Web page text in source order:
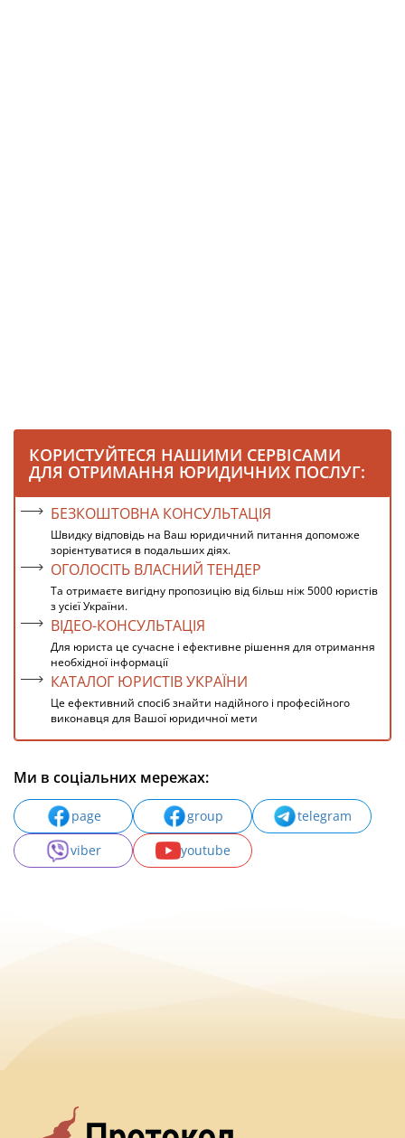
КОРИСТУЙТЕСЯ НАШИМИ СЕРВІСАМИ
ДЛЯ ОТРИМАННЯ ЮРИДИЧНИХ ПОСЛУГ:
БЕЗКОШТОВНА КОНСУЛЬТАЦІЯ
Швидку відповідь на Ваш юридичний питання допоможе
зорієнтуватися в подальших діях.
ОГОЛОСІТЬ ВЛАСНИЙ ТЕНДЕР
Та отримаєте вигідну пропозицію від більш ніж 5000 юристів
з усієї України.
ВІДЕО-КОНСУЛЬТАЦІЯ
Для юриста це сучасне і ефективне рішення для отримання
необхідної інформації
КАТАЛОГ ЮРИСТІВ УКРАЇНИ
Це ефективний спосіб знайти надійного і професійного
виконавця для Вашої юридичної мети
Ми в соціальних мережах:
page group
telegram
viber
youtube